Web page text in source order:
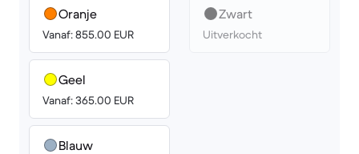
Oranje
Vanaf: 855.00 EUR
Geel
Vanaf: 365.00 EUR
Blauw
Zwart
Uitverkocht